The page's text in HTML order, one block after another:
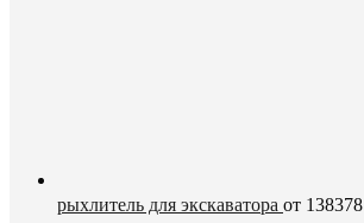
рыхлитель для экскаватора от 138378